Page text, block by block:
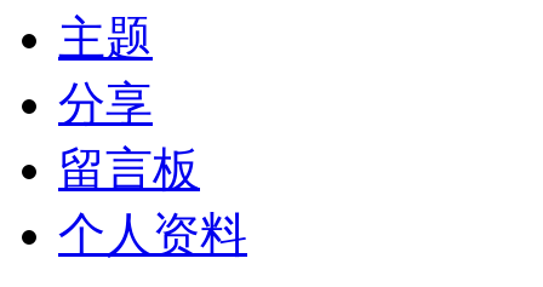
主题
分享
留言板
个人资料